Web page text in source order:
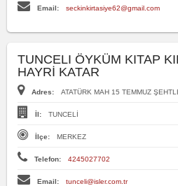
Email: seckinkirtasiye62@gmail.com
TUNCELI ÖYKÜM KITAP
HAYRİ KATAR
Adres: ATATÜRK MAH 15 TEMMUZ
İl: TUNCELİ
İlçe: MERKEZ
Telefon: 4245027702
Email: tunceli@isler.com.tr